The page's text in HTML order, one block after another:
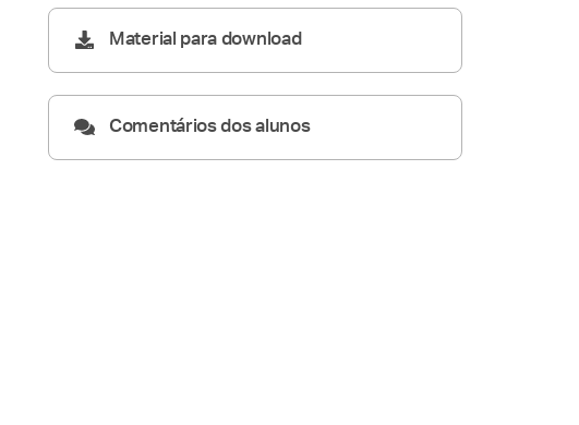
Material para download
Comentários dos alunos